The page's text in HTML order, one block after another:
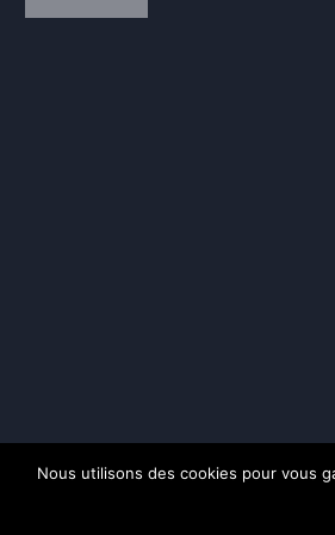
Nous utilisons des cookies pour vous